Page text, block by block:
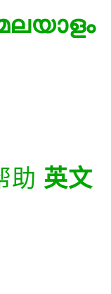
助 英文